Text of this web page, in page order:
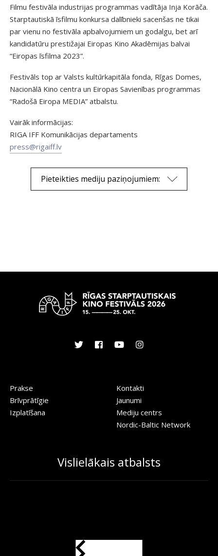
Filmu festivāla industrijas programmas vadītāja Inja Korāča.
Starptautiskā īsfilmu konkursa dalībnieki sacenšas ne tikai
par vienu no festivāla apbalvojumiem un godalgu, bet arī
kandidatūru prestižajai Eiropas Kino Akadēmijas balvai
“Eiropas īsfilma 2023”.
Festivāls top ar Valsts kultūrkapitāla fonda, Rīgas Domes,
Nacionālā Kino centra un Eiropas Savienības programmas
“Radošā Eiropa MEDIA” atbalstu.
Vairāk informācijas:
RIGA IFF Komunikācijas departaments
press@rigaiff.lv
Pieteikties mediju paziņojumiem:
Prakse
Brīvprātīgie
Izplatīšana
Kontakti
Jaunumi
Mediju centrs
Nordic-Baltic Network
Vislielākais atbalsts